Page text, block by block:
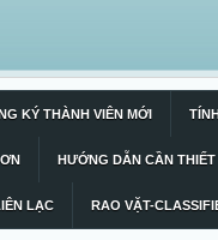
KÝ THÀNH VIÊN MỚI
HƯỚNG DẪN CẦN THIẾT
LẠC RAO VẶT-